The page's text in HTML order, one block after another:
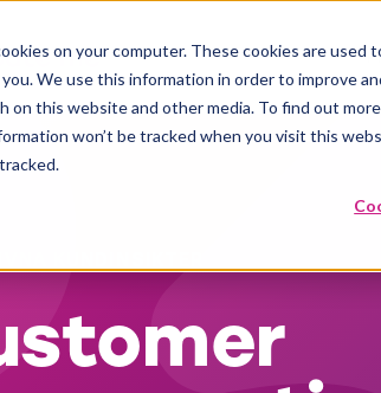
on your computer. These cookies are
We use this information in order to improve
on this website and other media. To find out
won’t be tracked when you visit this